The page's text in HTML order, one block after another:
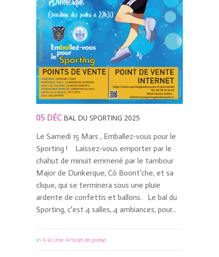
05 DÉC BAL DU SPORTING 2025
Le Samedi 15 Mars , Emballez-vous pour le
Sporting ! Laissez-vous emporter par le
chahut de minuit emmené par le tambour
Major de Dunkerque, Cô Boont'che, et sa
clique, qui se terminera sous une pluie
ardente de confettis et ballons. Le bal du
Sporting, c'est 4 salles, 4 ambiances, pour...
In A la Une, Articles de presse